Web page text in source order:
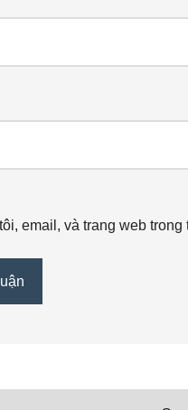
email, và trang web